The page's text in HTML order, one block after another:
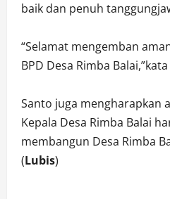
baik dan penuh
“Selamat mengemban
BPD Desa Rimba
Santo juga mengharapkan
Kepala Desa Rimba Balai
membangun Desa Rimba
(Lubis)